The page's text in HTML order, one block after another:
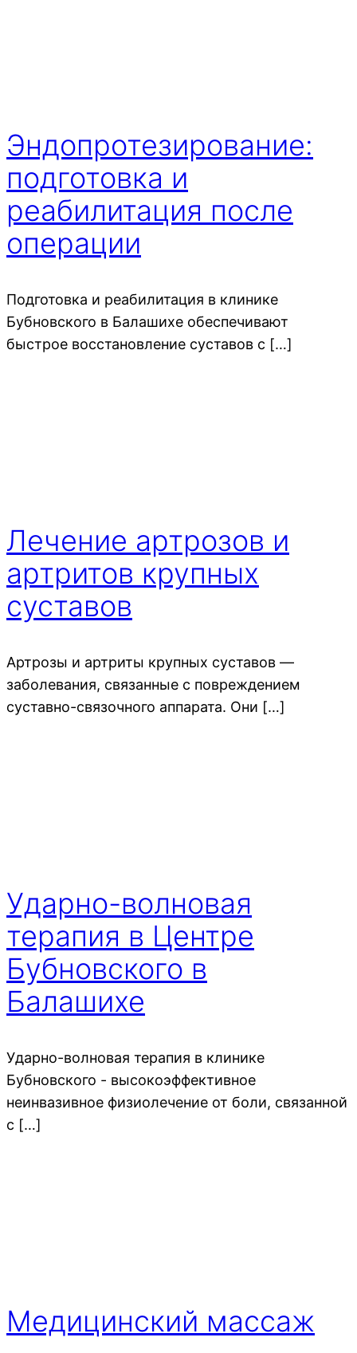
Эндопротезирование:
подготовка и
реабилитация после
операции
Подготовка и реабилитация в клинике
Бубновского в Балашихе обеспечивают
быстрое восстановление суставов с […]
Лечение артрозов и
артритов крупных
суставов
Артрозы и артриты крупных суставов —
заболевания, связанные с повреждением
суставно-связочного аппарата. Они […]
Ударно-волновая
терапия в Центре
Бубновского в
Балашихе
Ударно-волновая терапия в клинике
Бубновского - высокоэффективное
неинвазивное физиолечение от боли, связанной
с […]
Медицинский массаж